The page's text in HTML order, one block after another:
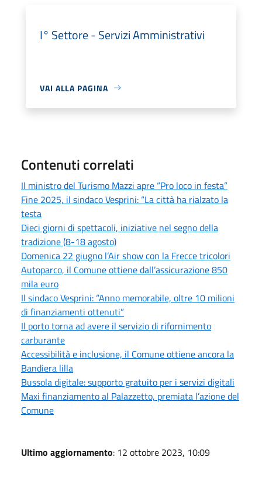
I° Settore - Servizi Amministrativi
VAI ALLA PAGINA
Contenuti correlati
Il ministro del Turismo Mazzi apre “Pro loco in festa”
Fine 2025, il sindaco Vesprini: “La città ha rialzato la
testa
Dieci giorni di spettacoli, iniziative nel segno della
tradizione (8-18 agosto)
Domenica 22 giugno l’Air show con la Frecce tricolori
Autoparco, il Comune ottiene dall’assicurazione 850
mila euro
Il sindaco Vesprini: “Anno memorabile, oltre 10 milioni
di finanziamenti ottenuti”
Il porto torna ad avere il servizio di rifornimento
carburante
Accessibilità e inclusione, il Comune ottiene ancora la
Bandiera lilla
Bussola digitale: supporto gratuito per i servizi digitali
Maxi finanziamento al Palazzetto, premiata l’azione del
Comune
Ultimo aggiornamento: 12 ottobre 2023, 10:09